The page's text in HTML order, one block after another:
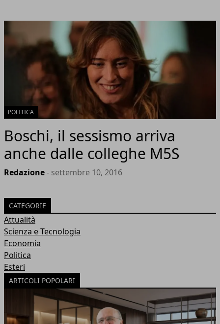
POLITICA
Boschi, il sessismo arriva
anche dalle colleghe M5S
Redazione- settembre 10, 2016
CATEGORIE
Attualità
Scienza e Tecnologia
Economia
Politica
Esteri
ARTICOLI POPOLARI